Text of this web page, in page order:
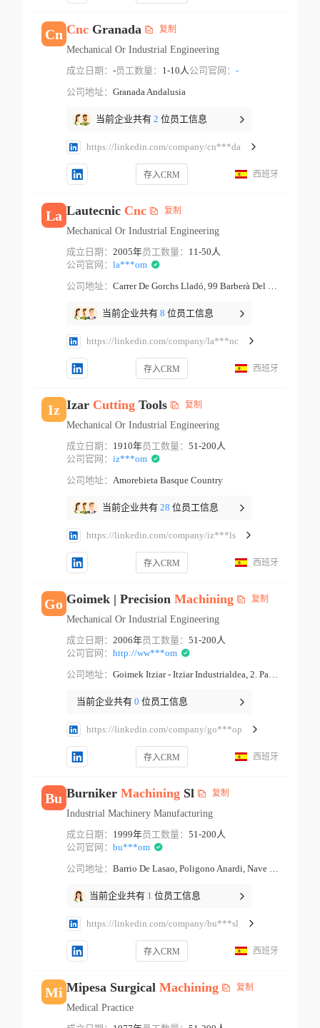
Cn CncGranada 复制
Mechanical Or Industrial Engineering
成立日期： -员工数量： 1-10人公司官网： -
公司地址： Granada Andalusia
当前企业共有 2 位员工信息
https://linkedin.com/company/cn***da
存入CRM 西班牙
La Lautecnic Cnc 复制
Mechanical Or Industrial Engineering
成立日期： 2005年员工数量： 11-50人
公司官网： la***om
公司地址：
Carrer De Gorchs Lladó, 99 Barberà Del Vallès Catalonia
当前企业共有 8 位员工信息
https://linkedin.com/company/la***nc
存入CRM 西班牙
Iz Izar CuttingTools 复制
Mechanical Or Industrial Engineering
成立日期： 1910年员工数量： 51-200人
公司官网： iz***om
公司地址： Amorebieta Basque Country
当前企业共有 28 位员工信息
https://linkedin.com/company/iz***ls
存入CRM 西班牙
Go Goimek | Precision Machining 复制
Mechanical Or Industrial Engineering
成立日期： 2006年员工数量： 51-200人
公司官网： http://ww***om
公司地址：
Goimek Itziar - Itziar Industrialdea, 2. Partzela · E-20829 Itziar - Deba Itziar
当前企业共有 0 位员工信息
https://linkedin.com/company/go***op
存入CRM 西班牙
Bu Burniker MachiningSl 复制
Industrial Machinery Manufacturing
成立日期： 1999年员工数量： 51-200人
公司官网： bu***om
公司地址：
Barrio De Lasao, Poligono Anardi, Nave Nº 4 Azpeitia Basque Country
当前企业共有 1 位员工信息
https://linkedin.com/company/bu***sl
存入CRM 西班牙
Mi Mipesa Surgical Machining 复制
Medical Practice